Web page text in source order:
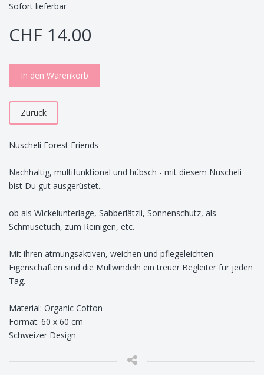
Sofort lieferbar
CHF 14.00
In den Warenkorb
Zurück
Nuscheli Forest Friends
Nachhaltig, multifunktional und hübsch - mit diesem Nuscheli
bist Du gut ausgerüstet...
ob als Wickelunterlage, Sabberlätzli, Sonnenschutz, als
Schmusetuch, zum Reinigen, etc.
Mit ihren atmungsaktiven, weichen und pflegeleichten
Eigenschaften sind die Mullwindeln ein treuer Begleiter für jeden
Tag.
Material: Organic Cotton
Format: 60 x 60 cm
Schweizer Design